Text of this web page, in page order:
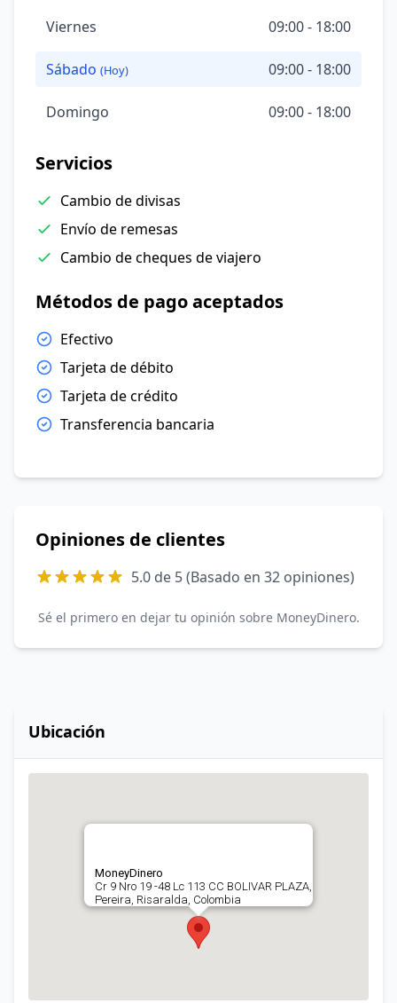
Viernes 09:00 - 18:00
Sábado (Hoy) 09:00 - 18:00
Domingo 09:00 - 18:00
Servicios
Cambio de divisas
Envío de remesas
Cambio de cheques de viajero
Métodos de pago aceptados
Efectivo
Tarjeta de débito
Tarjeta de crédito
Transferencia bancaria
Opiniones de clientes
5.0 de 5 (Basado en 32 opiniones)
Sé el primero en dejar tu opinión sobre MoneyDinero.
Ubicación
MoneyDinero
Cr 9 Nro 19 -48 Lc 113 CC BOLIVAR PLAZA,
Pereira, Risaralda, Colombia